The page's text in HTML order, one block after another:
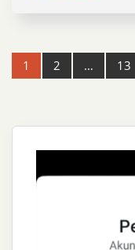
Post
1 2 … 13